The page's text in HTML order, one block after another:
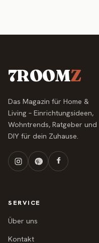
7ROOMZ
Das Magazin für Home &
Living – Einrichtungsideen,
Wohntrends, Ratgeber und
DIY für dein Zuhause.
SERVICE
Über uns
Kontakt